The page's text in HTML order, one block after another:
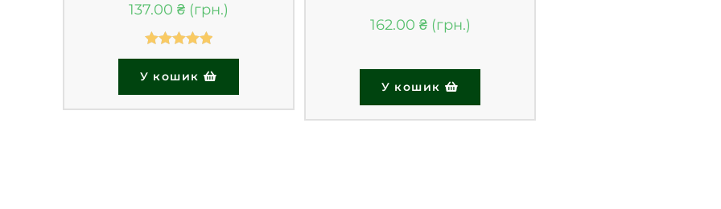
137.00 ₴
Оцінено в
5.00з 5
У кошик
162.00 ₴
У кошик